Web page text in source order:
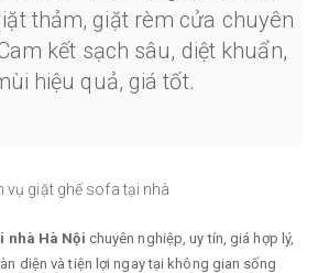
thảm, giặt rèm cửa chuyên
kết sạch sâu, diệt khuẩn,
hiệu quả, giá tốt.
vụ giặt ghế sofa tại nhà
nhà Hà Nội chuyên nghiệp, uy tín, giá hợp lý,
diện và tiện lợi ngay tại không gian sống